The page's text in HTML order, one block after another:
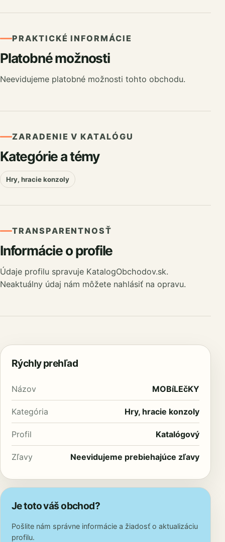
PRAKTICKÉ INFORMÁCIE
Platobné možnosti
Neevidujeme platobné možnosti tohto obchodu.
ZARADENIE V KATALÓGU
Kategórie a témy
Hry, hracie konzoly
TRANSPARENTNOSŤ
Informácie o profile
Údaje profilu spravuje KatalogObchodov.sk.
Neaktuálny údaj nám môžete nahlásiť na opravu.
Rýchly prehľad
Názov MOBíLEčKY
Kategória Hry, hracie konzoly
Profil Katalógový
Zľavy Neevidujeme prebiehajúce zľavy
Je toto váš obchod?
Pošlite nám správne informácie a žiadosť o aktualizáciu
profilu.